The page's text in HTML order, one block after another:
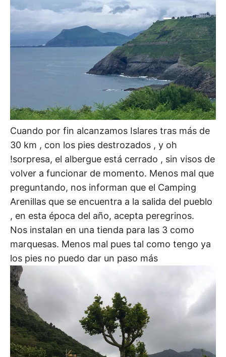
Cuando por fin alcanzamos Islares tras más de
30 km , con los pies destrozados , y oh
!sorpresa, el albergue está cerrado , sin visos de
volver a funcionar de momento. Menos mal que
preguntando, nos informan que el Camping
Arenillas que se encuentra a la salida del pueblo
, en esta época del año, acepta peregrinos.
Nos instalan en una tienda para las 3 como
marquesas. Menos mal pues tal como tengo ya
los pies no puedo dar un paso más